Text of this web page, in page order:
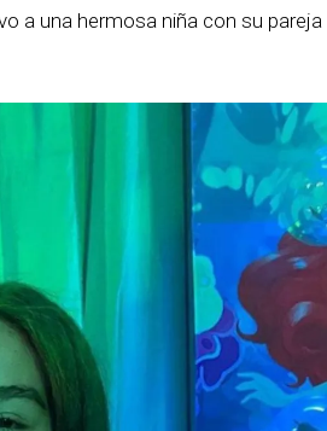
a una hermosa niña con su pareja